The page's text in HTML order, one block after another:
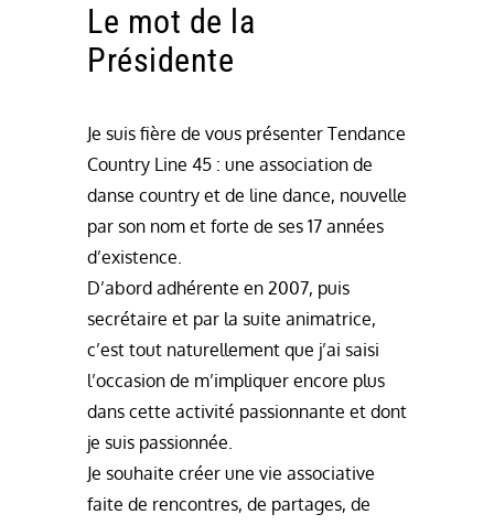
Le mot de la
Présidente
Je suis fière de vous présenter Tendance
Country Line 45 : une association de
danse country et de line dance, nouvelle
par son nom et forte de ses 17 années
d’existence.
D’abord adhérente en 2007, puis
secrétaire et par la suite animatrice,
c’est tout naturellement que j’ai saisi
l’occasion de m’impliquer encore plus
dans cette activité passionnante et dont
je suis passionnée.
Je souhaite créer une vie associative
faite de rencontres, de partages, de